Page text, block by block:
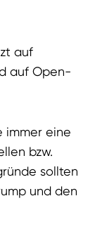
auf
auf Open-
immer eine
bzw.
sollten
und den